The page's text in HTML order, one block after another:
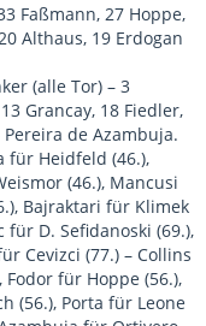
Faßmann, 27 Hoppe,
Althaus, 19 Erdogan
(alle Tor) – 3
Grancay, 18 Fiedler,
Pereira de Azambuja.
für Heidfeld (46.),
(46.), Mancusi
Bajraktari für Klimek
für D. Sefidanoski (69.),
Cevizci (77.) – Collins
für Hoppe (56.),
(56.), Porta für Leone